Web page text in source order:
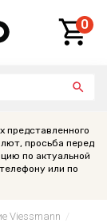
0
представленного
просьба перед
по актуальной
или по
Viessmann